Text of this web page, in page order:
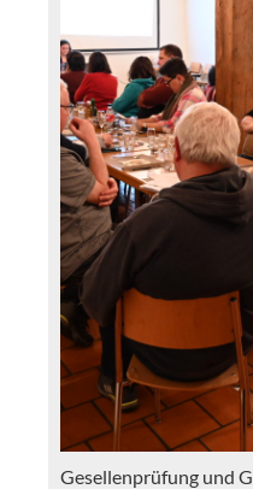
Gesellenprüfung und